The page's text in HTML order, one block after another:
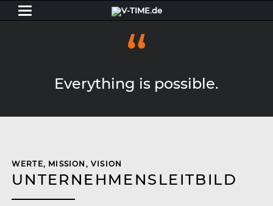
Everything is possible.
WERTE, MISSION, VISION
UNTERNEHMENSLEITBILD